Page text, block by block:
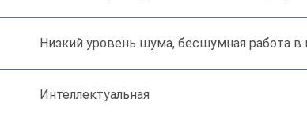
Низкий уровень шума, бесшумная работа в
Интеллектуальная